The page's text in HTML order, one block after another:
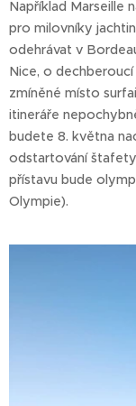
Například Marseille
pro milovníky
odehrávat v
Nice, o
zmíněné místo
itineráře
budete 8. května
odstartování
přístavu bude
Olympie).